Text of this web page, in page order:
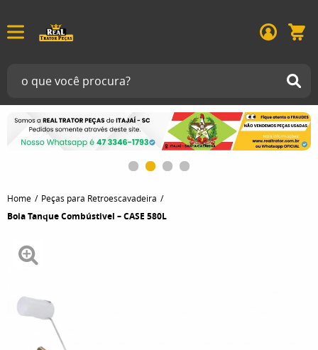
Home Peças para Retroescavadeira
Boia Tanque Combústivel – CASE 580L